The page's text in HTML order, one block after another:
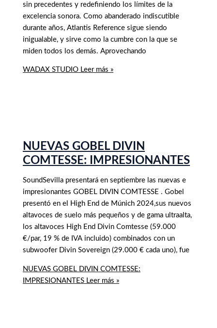
sin precedentes y redefiniendo los límites de la
excelencia sonora. Como abanderado indiscutible
durante años, Atlantis Reference sigue siendo
inigualable, y sirve como la cumbre con la que se
miden todos los demás. Aprovechando
WADAX STUDIO Leer más »
NUEVAS GOBEL DIVIN
COMTESSE: IMPRESIONANTES
SoundSevilla presentará en septiembre las nuevas e
impresionantes GOBEL DIVIN COMTESSE . Gobel
presentó en el High End de Múnich 2024,sus nuevos
altavoces de suelo más pequeños y de gama ultraalta,
los altavoces High End Divin Comtesse (59.000
€/par, 19 % de IVA incluido) combinados con un
subwoofer Divin Sovereign (29.000 € cada uno), fue
NUEVAS GOBEL DIVIN COMTESSE:
IMPRESIONANTES Leer más »